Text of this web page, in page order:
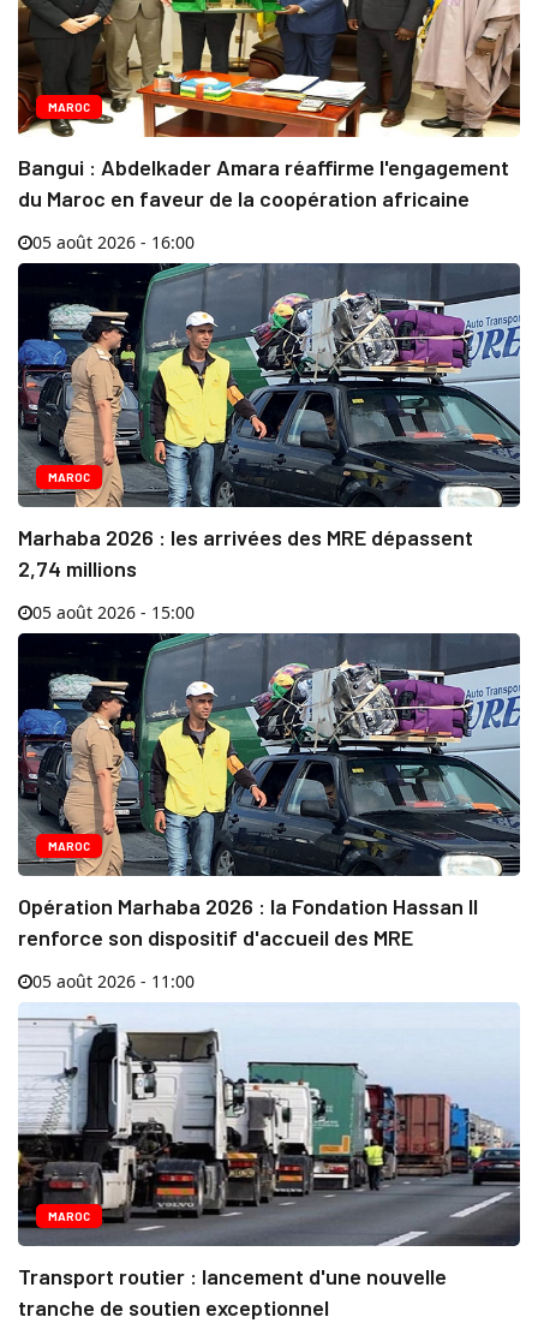
MAROC
Bangui : Abdelkader Amara réaffirme l'engagement
du Maroc en faveur de la coopération africaine
05 août 2026 - 16:00
MAROC
Marhaba 2026 : les arrivées des MRE dépassent
2,74 millions
05 août 2026 - 15:00
MAROC
Opération Marhaba 2026 : la Fondation Hassan II
renforce son dispositif d'accueil des MRE
05 août 2026 - 11:00
MAROC
Transport routier : lancement d'une nouvelle
tranche de soutien exceptionnel